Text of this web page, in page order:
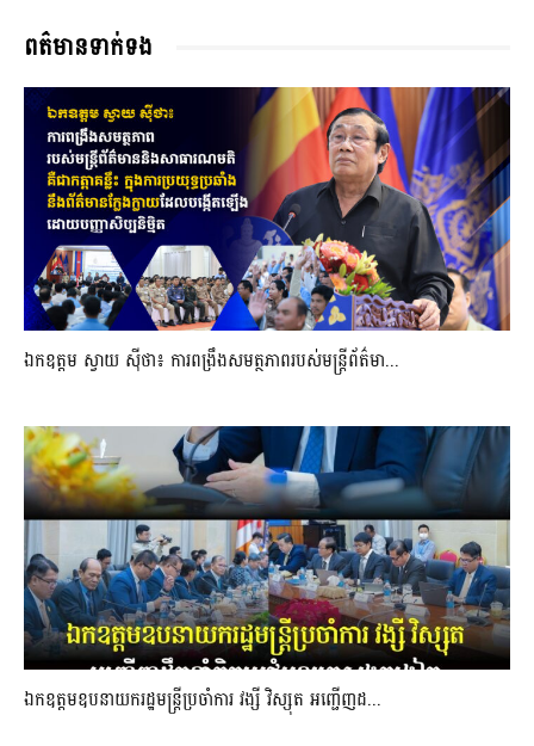
ពត៌មានទាក់ទង
ឯកឧត្តម ស្វាយ ស៊ីថា៖ ការពង្រឹងសមត្ថភាពរបស់មន្ត្រីព័ត៌មា...
ឯកឧត្តមឧបនាយករដ្ឋមន្រ្តីប្រចាំការ វង្សី វិស្សុត អញ្ជើញដ...